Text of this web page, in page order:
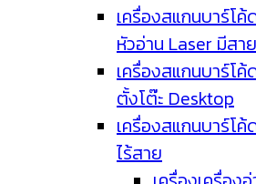
เครื่องสแกนบาร์โค้
หัวอ่าน Laser มีสาย
เครื่องสแกนบาร์โค้
ตั้งโต๊ะ Desktop
เครื่องสแกนบาร์โค้
ไร้สาย